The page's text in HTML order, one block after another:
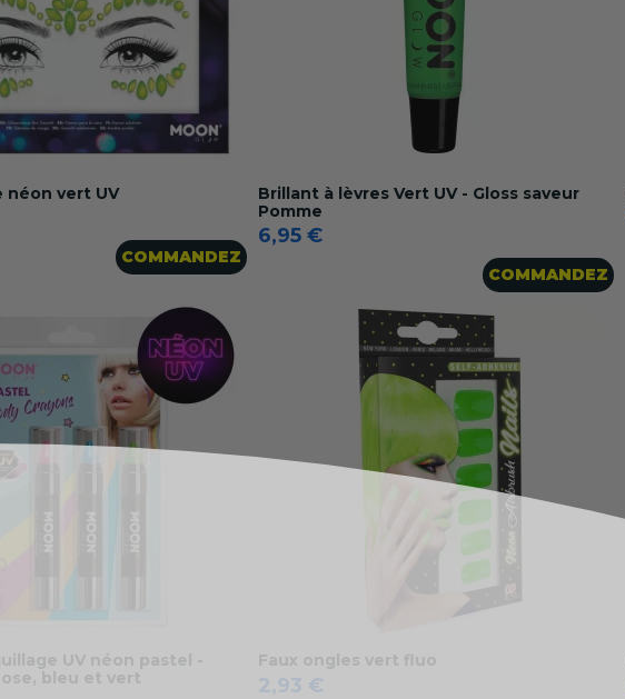
néon vert UV
COMMANDEZ
Brillant à lèvres Vert UV - Gloss saveur
Pomme
6,95 €
COMMANDEZ
UV néon pastel -
bleu et vert
Faux ongles vert fluo
2,93 €